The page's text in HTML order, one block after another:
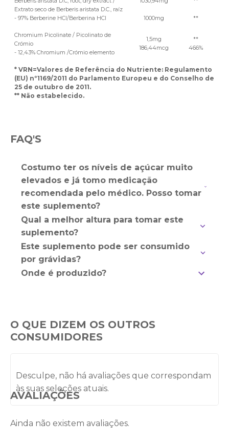
Extrato seco de Berberis aristata D.C., raíz
- 97% Berberine HCl/Berberina HCl
1000mg **
Chromium Picolinate / Picolinato de
Crómio
- 12,43% Chromium /Crómio elemento
1,5mg
186,44mcg
**
466%
* VRN=Valores de Referência do Nutriente: Regulamento
(EU) nº1169/2011 do Parlamento Europeu e do Conselho de
25 de outubro de 2011.
** Não estabelecido.
FAQ'S
Costumo ter os níveis de açúcar muito
elevados e já tomo medicação
recomendada pelo médico. Posso tomar
este suplemento?
Qual a melhor altura para tomar este
suplemento?
Este suplemento pode ser consumido
por grávidas?
Onde é produzido?
O QUE DIZEM OS OUTROS
CONSUMIDORES
Desculpe, não há avaliações que correspondam
às suas seleções atuais.
AVALIAÇÕES
Ainda não existem avaliações.